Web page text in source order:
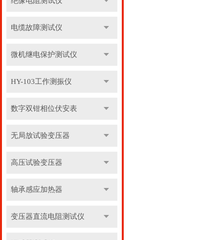
电缆故障测试仪
微机继电保护测试仪
HY-103工作测振仪
数字双钳相位伏安表
无局放试验变压器
高压试验变压器
轴承感应加热器
变压器直流电阻测试仪